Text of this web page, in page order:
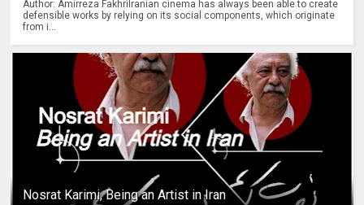
Author: Amirreza FakhriIranian cinema has always been able to create
defensible works by relying on its social components, which originate
from i...
Nosrat Karimi, Being an Artist in Iran